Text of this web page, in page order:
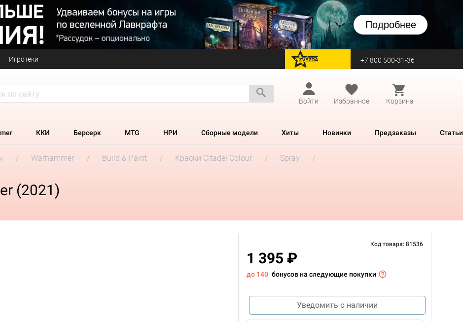
Подробнее
Игротеки перейти на Zvezda +7 800 500-31-36
Войти
Избранное Корзина
ККИ Берсерк MTG НРИ Сборные модели Хиты Новинки Предзаказы Статьи
Warhammer Build & Paint Краски Citadel Colour
Spray
(2021)
Код товара: 81536
1 395 ₽
до 140 бонусов на следующие покупки
Уведомить о наличии